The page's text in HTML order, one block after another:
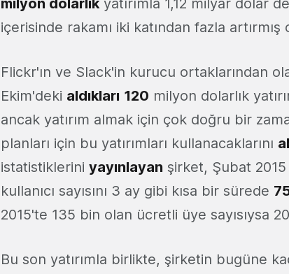
milyon dolarlıkyatırımla 1,12 milyar dolar
içerisinde rakamı iki katından fazla artırmış
Flickr'ın ve Slack'in kurucu ortaklarından
Ekim'deki aldıkları 120 milyon dolarlık
ancak yatırım almak için çok doğru bir
planları için bu yatırımları kullanacaklarını
istatistiklerini yayınlayan şirket, Şubat
kullanıcı sayısını 3 ay gibi kısa bir sürede
2015'te 135 bin olan ücretli üye sayısıysa
Bu son yatırımla birlikte, şirketin bugüne